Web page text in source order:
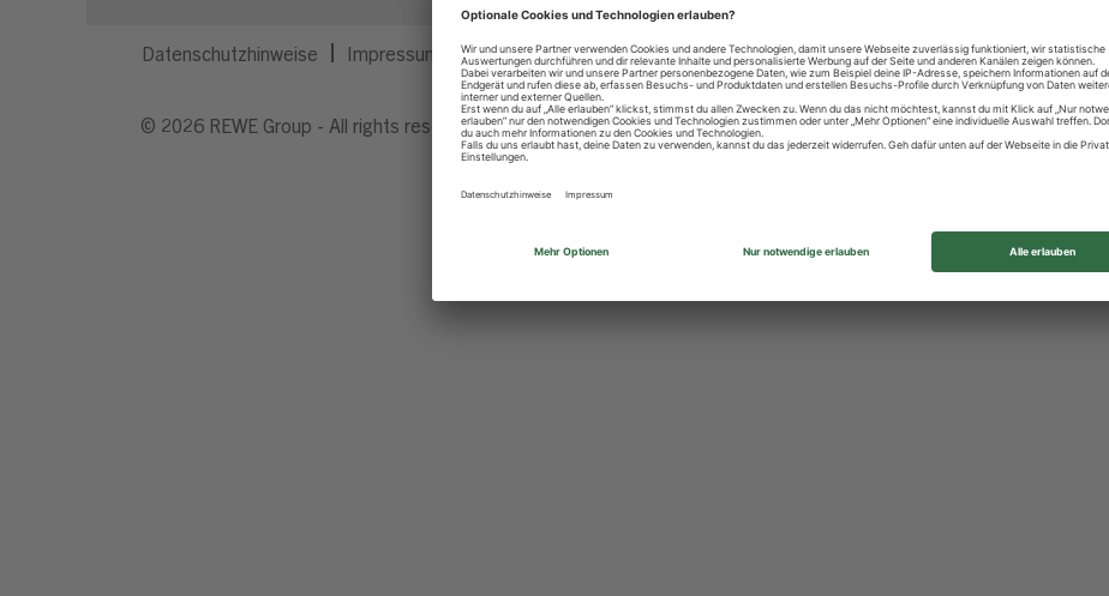
Datenschutzhinweise Impressum Privatsphäre-Einstellungen
© 2026 REWE Group - All rights reserved